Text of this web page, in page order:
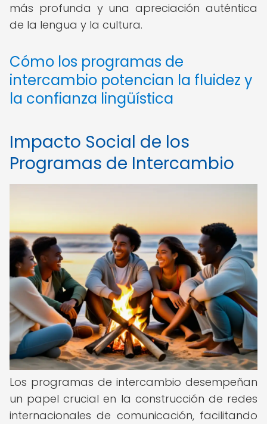
más profunda y una apreciación auténtica
de la lengua y la cultura.
Cómo los programas de
intercambio potencian la fluidez y
la confianza lingüística
Impacto Social de los
Programas de Intercambio
Los programas de intercambio desempeñan
un papel crucial en la construcción de redes
internacionales de comunicación, facilitando